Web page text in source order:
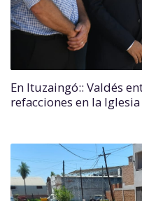
En Ituzaingó:: Valdés
refacciones en la